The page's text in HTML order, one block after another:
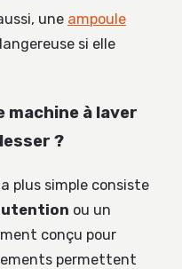
une ampoule
si elle
machine à laver
?
plus simple consiste
ou un
conçu pour
permettent